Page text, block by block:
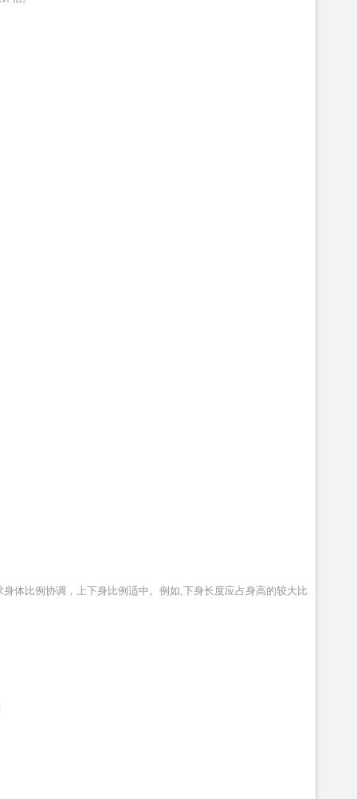
体比例协调，上下身比例适中。例如,下身长度应占身高的较大比